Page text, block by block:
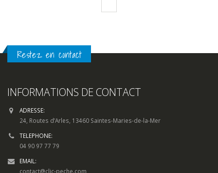
Restez en contact
INFORMATIONS DE CONTACT
ADRESSE:
24, Routes d’Arles, 13460 Saintes-Maries-de-la-Mer
TELEPHONE:
04 90 97 77 79
EMAIL:
contact@clic-peche.com